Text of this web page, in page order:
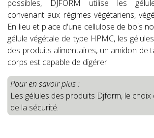
possibles, DJFORM utilise les
convenant aux régimes végétariens,
En lieu et place d'une cellulose de bois
gélule végétale de type HPMC, les
des produits alimentaires, un amidon de
corps est capable de digérer.
Pour en savoir plus :
Les gélules des produits Djform, le choix
de la sécurité.